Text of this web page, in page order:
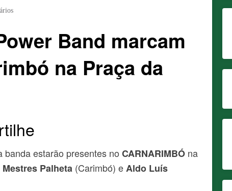
Band marcam
na Praça da
banda estarão presentes no CARNARIMBÓ na
Mestres Palheta (Carimbó) eAldo Luís